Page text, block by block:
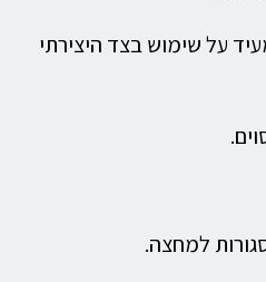
על שימוש בצד היצירתי
למחצה.